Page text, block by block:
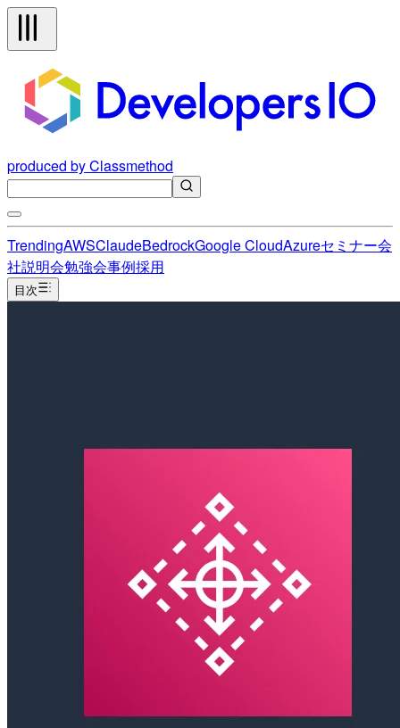
produced by Classmethod
TrendingAWSClaudeBedrockGoogle CloudAzureセミナー会
社説明会勉強会事例採用
目次